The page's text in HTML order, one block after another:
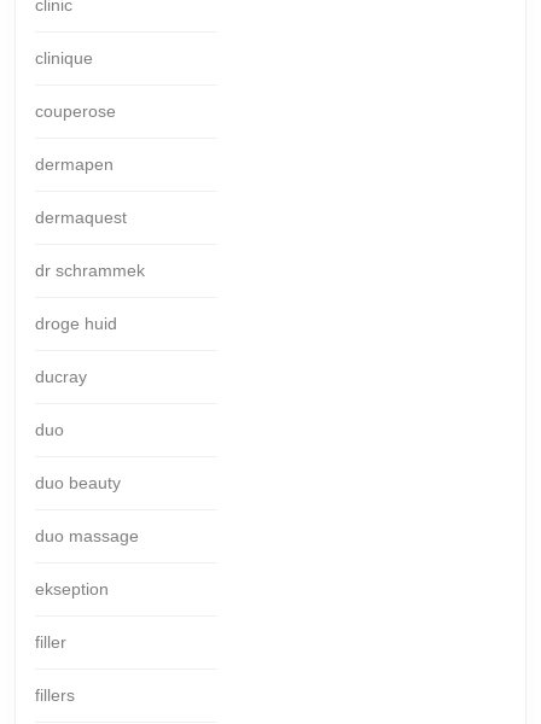
clinic
clinique
couperose
dermapen
dermaquest
dr schrammek
droge huid
ducray
duo
duo beauty
duo massage
ekseption
filler
fillers